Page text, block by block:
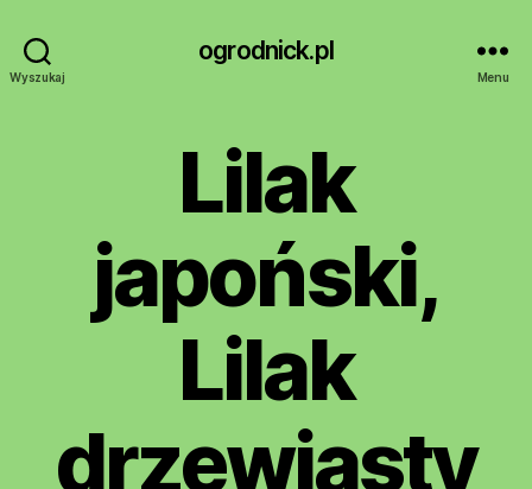
Wyszukaj
ogrodnick.pl
Menu
Lilak
japoński,
Lilak
drzewiasty